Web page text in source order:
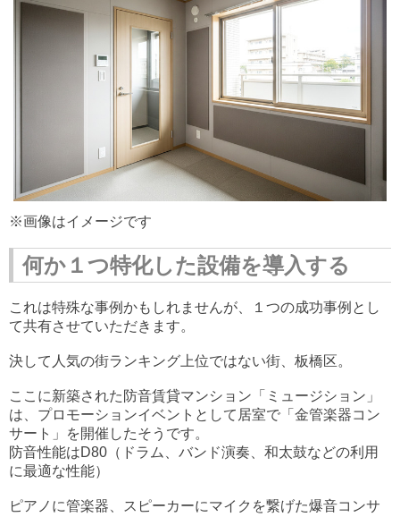
※画像はイメージです
何か１つ特化した設備を導入する
これは特殊な事例かもしれませんが、１つの成功事例とし
て共有させていただきます。
決して人気の街ランキング上位ではない街、板橋区。
ここに新築された防音賃貸マンション「ミュージション」
は、プロモーションイベントとして居室で「金管楽器コン
サート」を開催したそうです。
防音性能はD80（ドラム、バンド演奏、和太鼓などの利用
に最適な性能）
ピアノに管楽器、スピーカーにマイクを繋げた爆音コンサ